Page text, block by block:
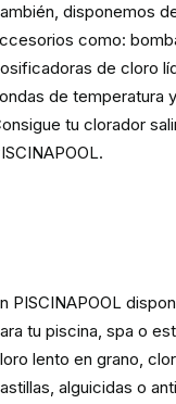
disponemos
como:
de cloro
de temperatura
tu clorador
PISCINAPOOL
tu piscina, spa o
lento en grano,
alguicidas o